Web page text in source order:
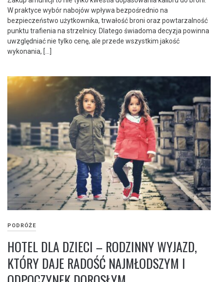
W praktyce wybór nabojów wpływa bezpośrednio na
bezpieczeństwo użytkownika, trwałość broni oraz powtarzalność
punktu trafienia na strzelnicy. Dlatego świadoma decyzja powinna
uwzględniać nie tylko cenę, ale przede wszystkim jakość
wykonania, […]
PODRÓŻE
HOTEL DLA DZIECI – RODZINNY WYJAZD,
KTÓRY DAJE RADOŚĆ NAJMŁODSZYM I